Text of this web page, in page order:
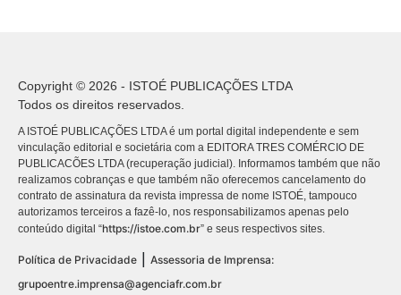
Copyright © 2026 - ISTOÉ PUBLICAÇÕES LTDA
Todos os direitos reservados.
A ISTOÉ PUBLICAÇÕES LTDA é um portal digital independente e sem
vinculação editorial e societária com a EDITORA TRES COMÉRCIO DE
PUBLICACÕES LTDA (recuperação judicial). Informamos também que não
realizamos cobranças e que também não oferecemos cancelamento do
contrato de assinatura da revista impressa de nome ISTOÉ, tampouco
autorizamos terceiros a fazê-lo, nos responsabilizamos apenas pelo
conteúdo digital “https://istoe.com.br” e seus respectivos sites.
Política de Privacidade
Assessoria de Imprensa:
grupoentre.imprensa@agenciafr.com.br